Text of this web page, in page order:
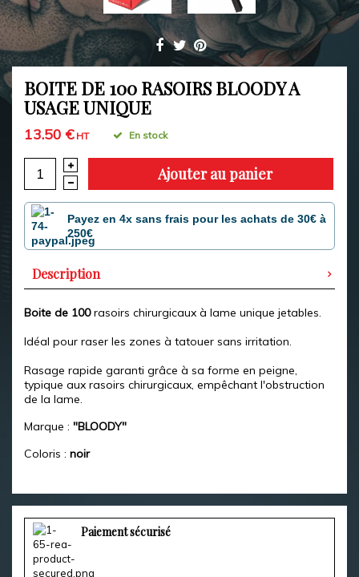
BOITE DE 100 RASOIRS BLOODY A
USAGE UNIQUE
13.50 €HT En stock
Ajouter au panier
Payez en 4x sans frais pour les achats de 30€ à
250€
Description
Boite de 100rasoirs chirurgicaux à lame unique jetables.
Idéal pour raser les zones à tatouer sans irritation.
Rasage rapide garanti grâce à sa forme en peigne,
typique aux rasoirs chirurgicaux, empêchant l'obstruction
de la lame.
Marque : "BLOODY"
Coloris : noir
Paiement sécurisé